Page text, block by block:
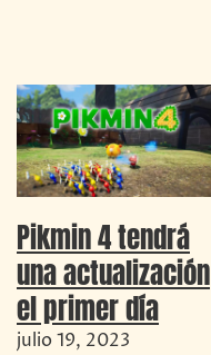
Pikmin 4 tendrá
una actualización
el primer día
julio 19, 2023